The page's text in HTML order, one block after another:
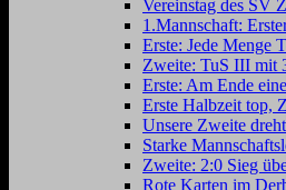
Vereinstag des SV
1.Mannschaft:
Erste: Jede Menge
Zweite: TuS III mit
Erste: Am Ende
Erste Halbzeit top,
Unsere Zweite
Starke
Zweite: 2:0 Sieg
Rote Karten im